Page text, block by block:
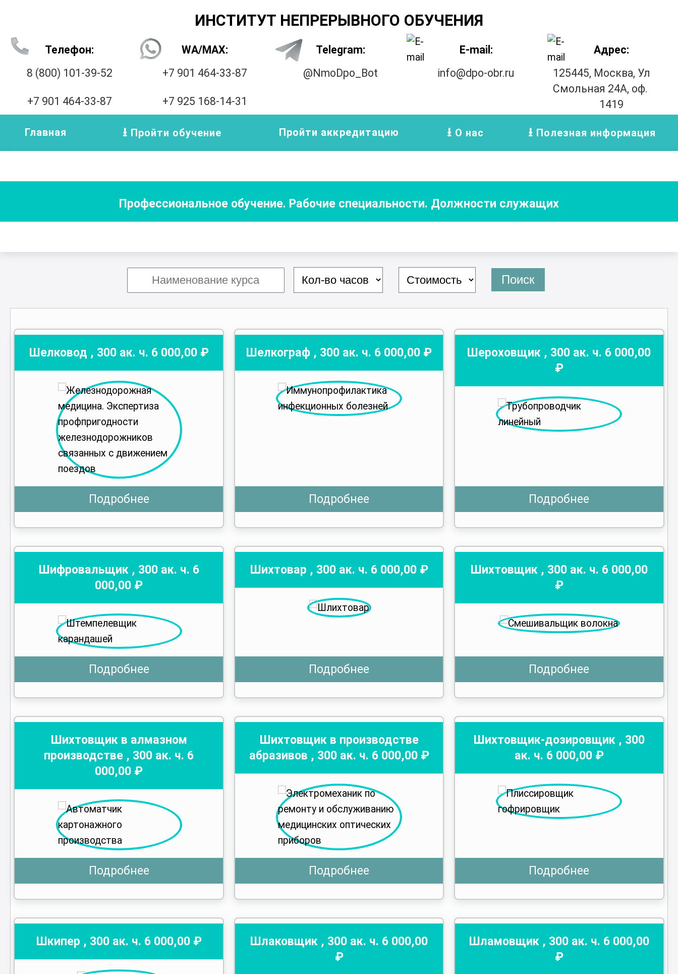
ИНСТИТУТ НЕПРЕРЫВНОГО ОБУЧЕНИЯ
Телефон:
8 (800) 101-39-52
+7 901 464-33-87
WA/MAX:
+7 901 464-33-87
+7 925 168-14-31
Telegram:
@NmoDpo_Bot
E-mail:
info@dpo-obr.ru
Адрес:
125445, Москва, Ул
Смольная 24А, оф.
1419
Главная Пройти обучение Пройти аккредитацию О нас Полезная информация
Профессиональное обучение. Рабочие специальности. Должности служащих
Поиск
Шелковод , 300ак. ч. 6 000,00 ₽
Подробнее
Шелкограф , 300 ак. ч. 6 000,00 ₽
Подробнее
Шероховщик , 300 ак. ч. 6 000,00
₽
Подробнее
Шифровальщик , 300ак. ч. 6
000,00 ₽
Подробнее
Шихтовар , 300ак. ч. 6 000,00 ₽
Подробнее
Шихтовщик , 300ак. ч. 6 000,00
₽
Подробнее
Шихтовщик в алмазном
производстве , 300 ак. ч. 6
000,00 ₽
Подробнее
Шихтовщик в производстве
абразивов , 300ак. ч. 6 000,00 ₽
Подробнее
Шихтовщик-дозировщик , 300
ак. ч. 6 000,00 ₽
Подробнее
Шкипер , 300ак. ч. 6 000,00 ₽ Шлаковщик , 300 ак. ч. 6 000,00
₽
Шламовщик , 300ак. ч. 6 000,00
₽